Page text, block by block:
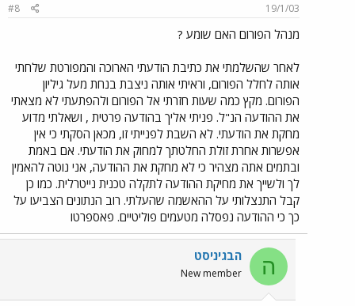
19/1/03
#8
מנהל הפורום האם שומע ?
לאחר שהשלמתי את כתיבת הודעתי הארוכה והמפורטת שלחתי
אותה לחלל הפורום, וראיתי אותה ניצבת בנחת מעל גיליון
הפורום. מקץ כמה שעות חזרתי אל הפורום ולהפתעתי לא מצאתי
את ההודעה הנ"ל. פניתי אליך בהודעה פרטית , ושאלתי מדוע
מחקת את הודעתי. לא השבת לפנייתי זו, מכאן הסקתי כי אין
אפשרות אחרת זולת החלטתך למחוק את הודעתי. אם באמת
ובתמים אתה מצהיר כי לא מחקת את ההודעה, אני נוטה להאמין
לך ולשייך את מחיקת ההודעה לתקלה טכנית נייטרלית. כמו כן
קבל התנצלותי על ההאשמה שהעלתי. רוב הנתונים הצביעו על
כך כי ההודעה נפסלה מטעמים פוליטיים. פאספרטו
ה הבגיניסט
New member